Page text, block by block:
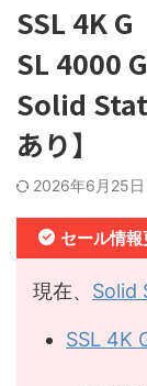
SSL 4K G
SL 4000
Solid
あり】
2026年6月25日
セール情
現在、 Solid
SSL 4K